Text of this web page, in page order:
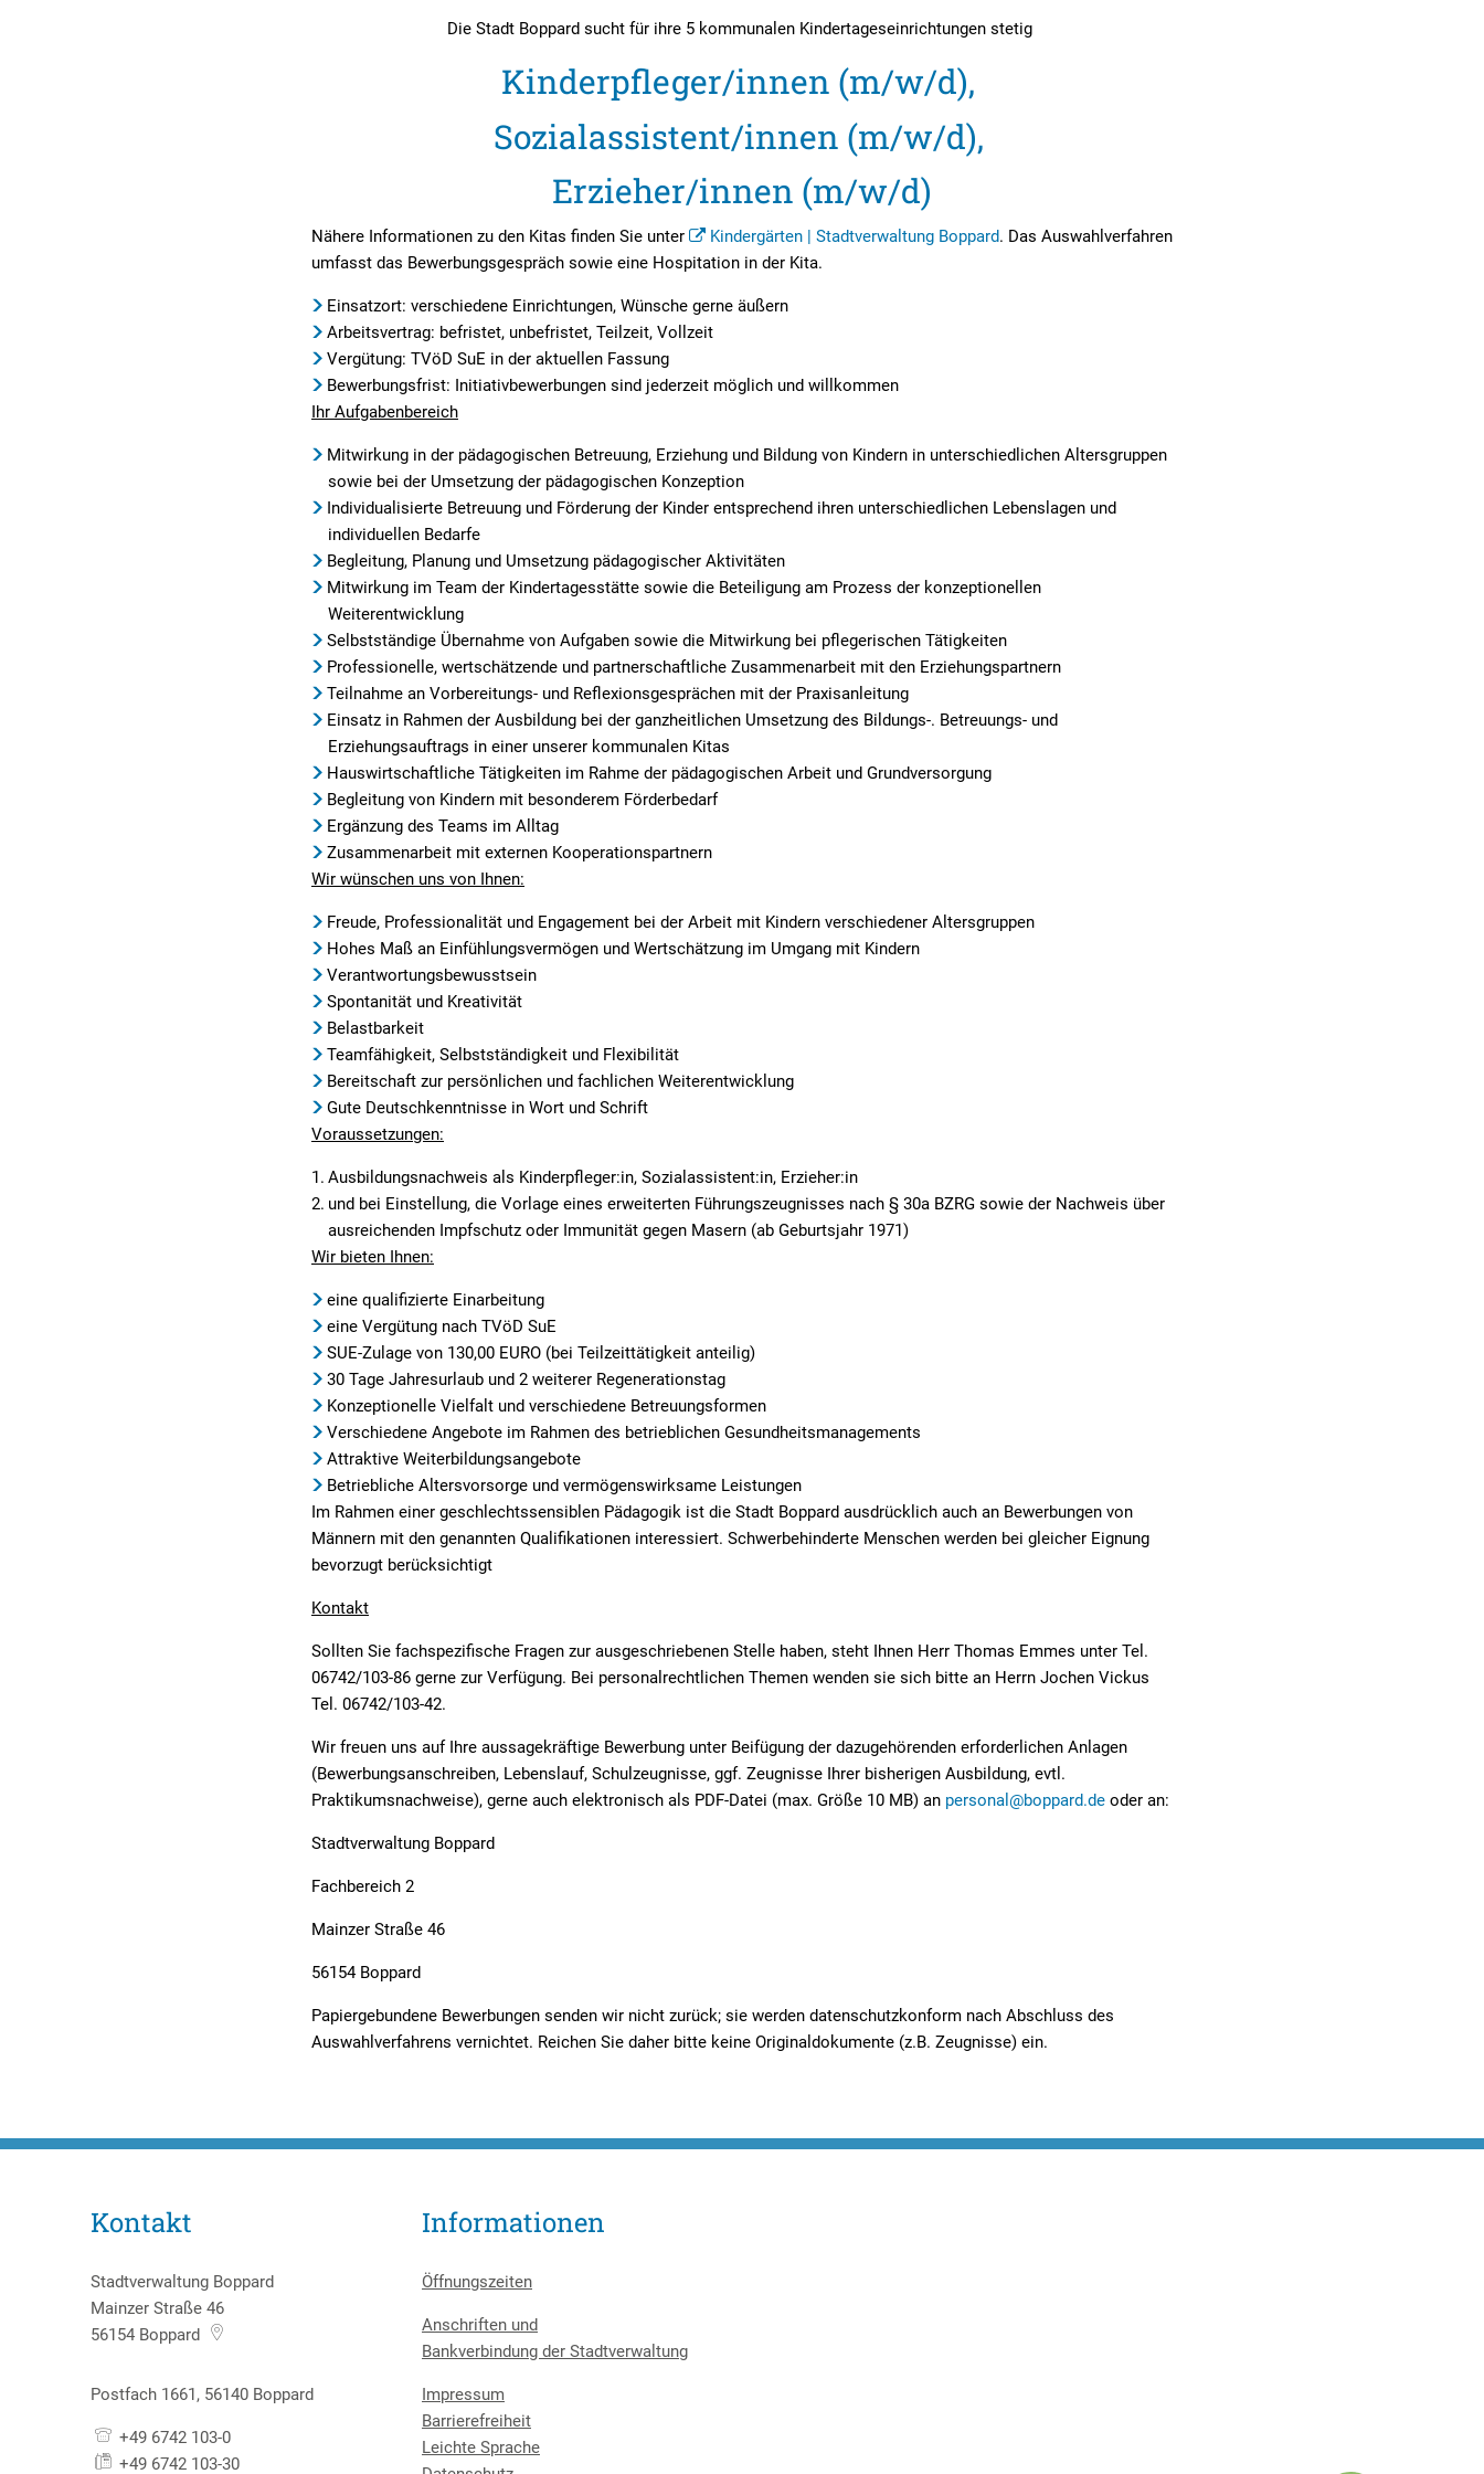
Die Stadt Boppard sucht für ihre 5 kommunalen Kindertageseinrichtungen stetig
Kinderpfleger/innen (m/w/d),
Sozialassistent/innen (m/w/d),
Erzieher/innen (m/w/d)
Nähere Informationen zu den Kitas finden Sie unter Kindergärten | Stadtverwaltung Boppard. Das Auswahlverfahren
umfasst das Bewerbungsgespräch sowie eine Hospitation in der Kita.
Einsatzort: verschiedene Einrichtungen, Wünsche gerne äußern
Arbeitsvertrag: befristet, unbefristet, Teilzeit, Vollzeit
Vergütung: TVöD SuE in der aktuellen Fassung
Bewerbungsfrist: Initiativbewerbungen sind jederzeit möglich und willkommen
Ihr Aufgabenbereich
Mitwirkung in der pädagogischen Betreuung, Erziehung und Bildung von Kindern in unterschiedlichen Altersgruppen
sowie bei der Umsetzung der pädagogischen Konzeption
Individualisierte Betreuung und Förderung der Kinder entsprechend ihren unterschiedlichen Lebenslagen und
individuellen Bedarfe
Begleitung, Planung und Umsetzung pädagogischer Aktivitäten
Mitwirkung im Team der Kindertagesstätte sowie die Beteiligung am Prozess der konzeptionellen
Weiterentwicklung
Selbstständige Übernahme von Aufgaben sowie die Mitwirkung bei pflegerischen Tätigkeiten
Professionelle, wertschätzende und partnerschaftliche Zusammenarbeit mit den Erziehungspartnern
Teilnahme an Vorbereitungs- und Reflexionsgesprächen mit der Praxisanleitung
Einsatz in Rahmen der Ausbildung bei der ganzheitlichen Umsetzung des Bildungs-. Betreuungs- und
Erziehungsauftrags in einer unserer kommunalen Kitas
Hauswirtschaftliche Tätigkeiten im Rahme der pädagogischen Arbeit und Grundversorgung
Begleitung von Kindern mit besonderem Förderbedarf
Ergänzung des Teams im Alltag
Zusammenarbeit mit externen Kooperationspartnern
Wir wünschen uns von Ihnen:
Freude, Professionalität und Engagement bei der Arbeit mit Kindern verschiedener Altersgruppen
Hohes Maß an Einfühlungsvermögen und Wertschätzung im Umgang mit Kindern
Verantwortungsbewusstsein
Spontanität und Kreativität
Belastbarkeit
Teamfähigkeit, Selbstständigkeit und Flexibilität
Bereitschaft zur persönlichen und fachlichen Weiterentwicklung
Gute Deutschkenntnisse in Wort und Schrift
Voraussetzungen:
Ausbildungsnachweis als Kinderpfleger:in, Sozialassistent:in, Erzieher:in
und bei Einstellung, die Vorlage eines erweiterten Führungszeugnisses nach § 30a BZRG sowie der Nachweis über
ausreichenden Impfschutz oder Immunität gegen Masern (ab Geburtsjahr 1971)
Wir bieten Ihnen:
eine qualifizierte Einarbeitung
eine Vergütung nach TVöD SuE
SUE-Zulage von 130,00 EURO (bei Teilzeittätigkeit anteilig)
30 Tage Jahresurlaub und 2 weiterer Regenerationstag
Konzeptionelle Vielfalt und verschiedene Betreuungsformen
Verschiedene Angebote im Rahmen des betrieblichen Gesundheitsmanagements
Attraktive Weiterbildungsangebote
Betriebliche Altersvorsorge und vermögenswirksame Leistungen
Im Rahmen einer geschlechtssensiblen Pädagogik ist die Stadt Boppard ausdrücklich auch an Bewerbungen von
Männern mit den genannten Qualifikationen interessiert. Schwerbehinderte Menschen werden bei gleicher Eignung
bevorzugt berücksichtigt
Kontakt
Sollten Sie fachspezifische Fragen zur ausgeschriebenen Stelle haben, steht Ihnen Herr Thomas Emmes unter Tel.
06742/103-86 gerne zur Verfügung. Bei personalrechtlichen Themen wenden sie sich bitte an Herrn Jochen Vickus
Tel. 06742/103-42.
Wir freuen uns auf Ihre aussagekräftige Bewerbung unter Beifügung der dazugehörenden erforderlichen Anlagen
(Bewerbungsanschreiben, Lebenslauf, Schulzeugnisse, ggf. Zeugnisse Ihrer bisherigen Ausbildung, evtl.
Praktikumsnachweise), gerne auch elektronisch als PDF-Datei (max. Größe 10 MB) an personal@boppard.de oder an:
Stadtverwaltung Boppard
Fachbereich 2
Mainzer Straße 46
56154 Boppard
Papiergebundene Bewerbungen senden wir nicht zurück; sie werden datenschutzkonform nach Abschluss des
Auswahlverfahrens vernichtet. Reichen Sie daher bitte keine Originaldokumente (z.B. Zeugnisse) ein.
Kontakt
Stadtverwaltung Boppard
Mainzer Straße 46
56154 Boppard
Postfach 1661, 56140 Boppard
+49 6742 103-0
+49 6742 103-30
Informationen
Öffnungszeiten
Anschriften und
Bankverbindung der Stadtverwaltung
Impressum
Barrierefreiheit
Leichte Sprache